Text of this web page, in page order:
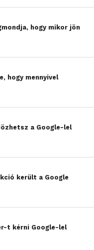
hogy mikor jön
hogy mennyivel
a Google-lel
került a Google
t kérni Google-lel